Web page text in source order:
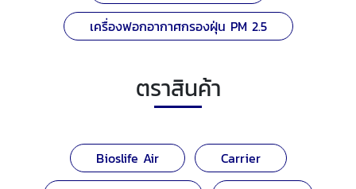
เครื่องฟอกอากาศกรองฝุ่น PM 2.5
ตราสินค้า
Bioslife Air
Carrier